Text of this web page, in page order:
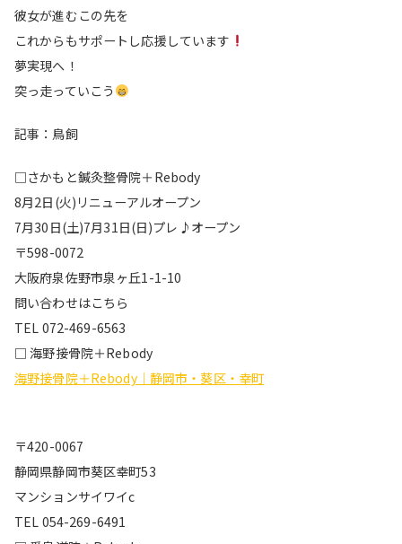
彼女が進むこの先を
これからもサポートし応援しています
夢実現へ！
突っ走っていこう
記事：鳥飼
□さかもと鍼灸整骨院＋Rebody
8月2日(火)リニューアルオープン
7月30日(土)7月31日(日)プレ♪オープン
〒598-0072
大阪府泉佐野市泉ヶ丘1-1-10
問い合わせはこちら
TEL 072-469-6563
□ 海野接骨院＋Rebody
海野接骨院＋Rebody｜静岡市・葵区・幸町
〒420-0067
静岡県静岡市葵区幸町53
マンションサイワイc
TEL 054-269-6491